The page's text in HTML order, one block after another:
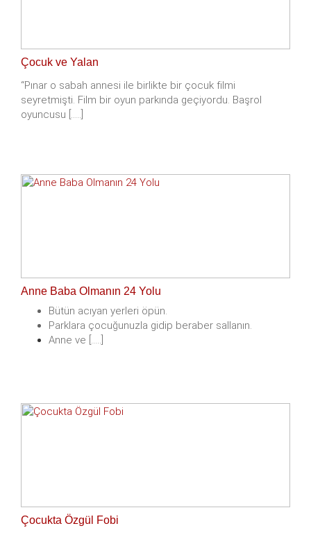
Çocuk ve Yalan
“Pınar o sabah annesi ile birlikte bir çocuk filmi
seyretmişti. Film bir oyun parkında geçiyordu. Başrol
oyuncusu [.....]
Anne Baba Olmanın 24 Yolu
Bütün acıyan yerleri öpün.
Parklara çocuğunuzla gidip beraber sallanın.
Anne ve [.....]
Çocukta Özgül Fobi